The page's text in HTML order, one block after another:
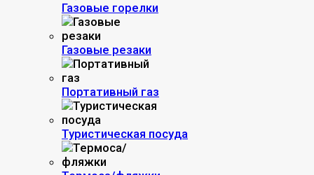
Газовые горелки
Газовые резаки
Портативный газ
Туристическая посуда